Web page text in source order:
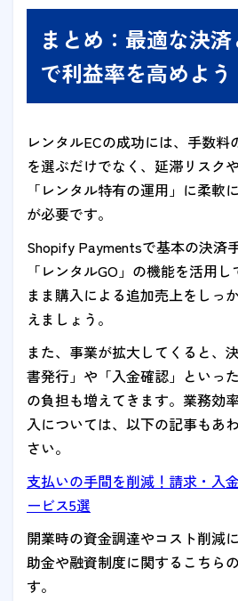
まとめ：最適な決
で利益率を高めよう
レンタルECの成功には、手数料
を選ぶだけでなく、延滞リスク
「レンタル特有の運用」に柔軟
が必要です。
Shopify Paymentsで基本の決済
「レンタルGO」の機能を活用
まま購入による追加売上をしっ
えましょう。
また、事業が拡大してくると、
書発行」や「入金確認」といっ
の負担も増えてきます。業務効
入については、以下の記事もあ
さい。
支払いの手間を削減！請求・入
ービス5選
開業時の資金調達やコスト削減
助金や融資制度に関するこちら
す。